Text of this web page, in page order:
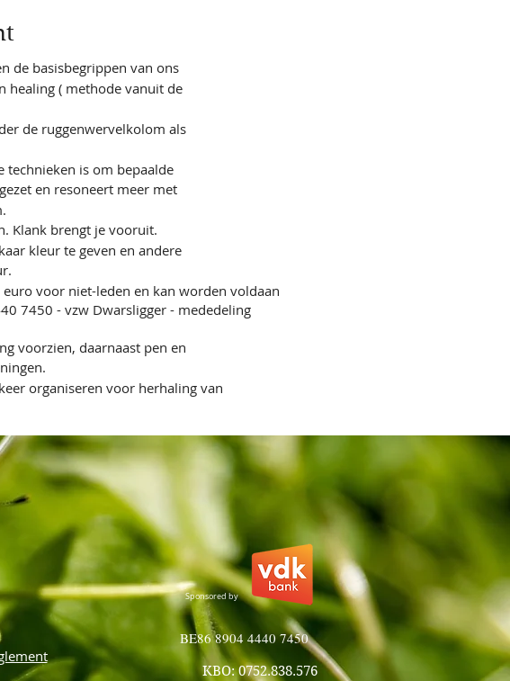
de basisbegrippen van ons
healing ( methode vanuit de
de ruggenwervelkolom als
technieken is om bepaalde
en resoneert meer met
Klank brengt je vooruit.
kleur te geven en andere
voor niet-leden en kan worden voldaan
7450 - vzw Dwarsligger - mededeling
voorzien, daarnaast pen en
organiseren voor herhaling van
Sponsored by
BE86 8904 4440 7450
KBO: 0752.838.576